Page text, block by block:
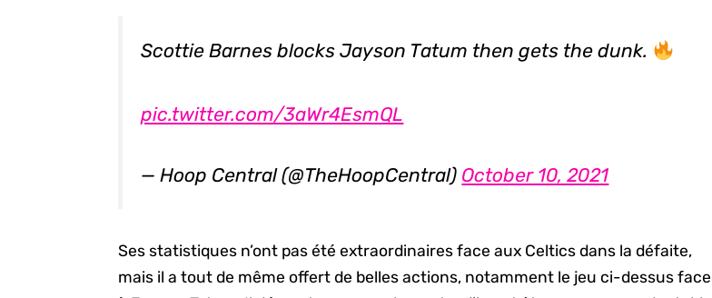
Scottie Barnes blocks Jayson Tatum then gets the dunk.
pic.twitter.com/3aWr4EsmQL
— Hoop Central (@TheHoopCentral) October 10, 2021
Ses statistiques n’ont pas été extraordinaires face aux Celtics dans la défaite,
mais il a tout de même offert de belles actions, notamment le jeu ci-dessus face